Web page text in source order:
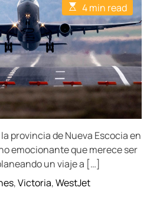
E
s
t
i
m
a
e
d
r
e
a
d
t
i
m
e
4 min read
provincia de Nueva Escocia en
emocionante que merece ser
un viaje a […]
,Victoria,WestJet